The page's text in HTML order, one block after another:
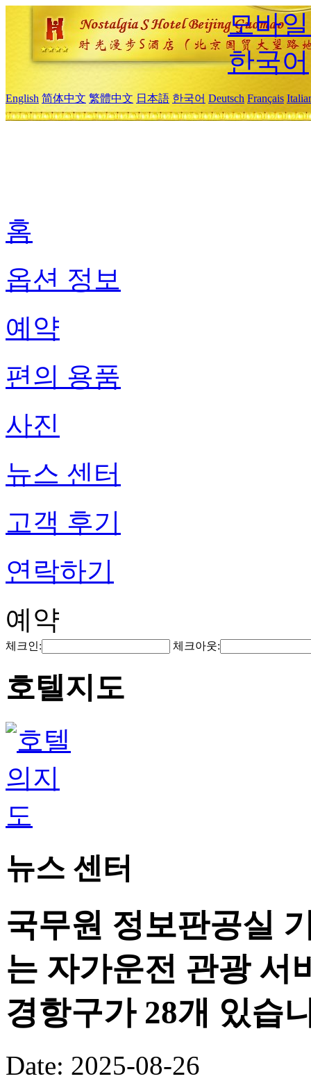
모바
한국어
English 简体中文 繁體中文 日本語 한국어 Deutsch Français
홈
옵션 정보
예약
편의 용품
사진
뉴스 센터
고객 후기
연락하기
예약
체크인: 체크아웃:
호텔지도
뉴스 센터
국무원 정보판공실
는 자가운전 관광 서
경항구가 28개 있습
Date: 2025-08-26